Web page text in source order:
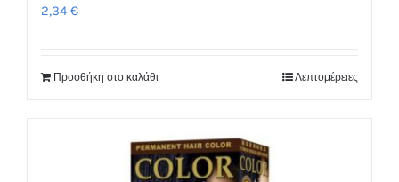
2,34 €
Προσθήκη στο καλάθι Λεπτομέρειες